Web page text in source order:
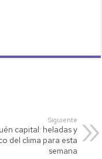
Siguiente
capital: heladas y
del clima para esta
semana